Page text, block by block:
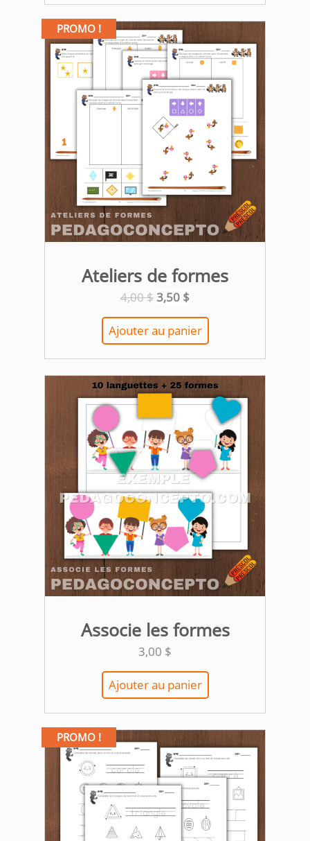
PROMO !
Ateliers de formes
4,00$Le
prix
initial
était :
4,00 $.
3,50 $Le
actuel
est :
3,50 $.
Ajouter au panier
Associe les formes
3,00 $
Ajouter au panier
PROMO !